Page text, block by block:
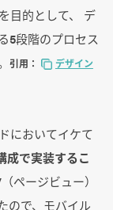
目的として、 デ
5段階のプロセス
引用：
デザイン
においてイケて
成で実装するこ
ページビュー）
ので、モバイル